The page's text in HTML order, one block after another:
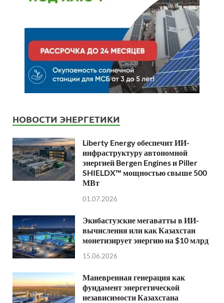
НОВОСТИ ЭНЕРГЕТИКИ
Liberty Energy обеспечит ИИ-
инфраструктуру автономной
энергией Bergen Engines и Piller
SHIELDX™ мощностью свыше 500
МВт
01.07.2026
Экибастузские мегаватты в ИИ-
вычисления или как Казахстан
монетизирует энергию на $10 млрд
15.06.2026
Маневренная генерация как
фундамент энергетической
независимости Казахстана